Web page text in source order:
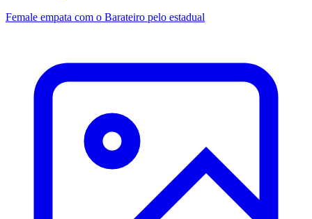
Female empata com o Barateiro pelo estadual